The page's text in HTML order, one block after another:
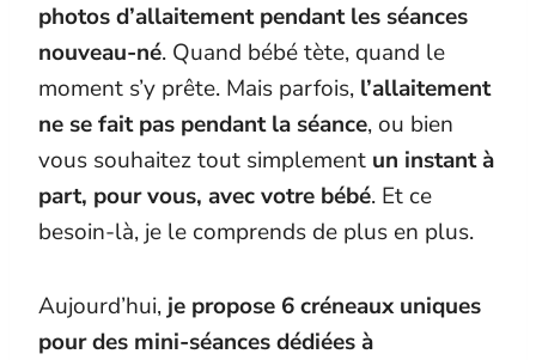
photos d’allaitement pendant les séances
nouveau-né. Quand bébé tète, quand le
moment s’y prête. Mais parfois, l’allaitement
ne se fait pas pendant la séance, ou bien
vous souhaitez tout simplement un instant à
part, pour vous, avec votre bébé. Et ce
besoin-là, je le comprends de plus en plus.
Aujourd’hui,je propose 6 créneaux uniques
pour des mini-séances dédiées à